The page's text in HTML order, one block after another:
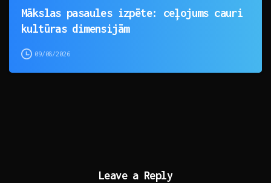
Mākslas pasaules izpēte: ceļojums cauri
kultūras dimensijām
09/08/2026
Leave a Reply